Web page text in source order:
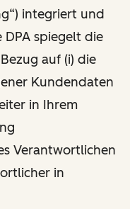
integriert und
DPA spiegelt die
auf (i) die
Kundendaten
in Ihrem
Verantwortlichen
in